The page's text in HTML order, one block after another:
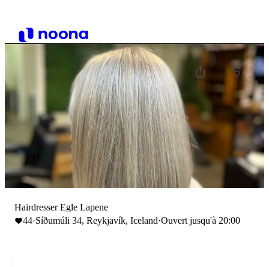
Hairdresser Egle Lapene
44·Síðumúli 34, Reykjavík, Iceland·Ouvert jusqu'à 20:00